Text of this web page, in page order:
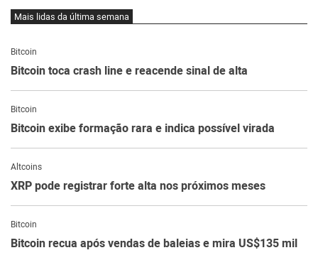
Mais lidas da última semana
Bitcoin
Bitcoin toca crash line e reacende sinal de alta
Bitcoin
Bitcoin exibe formação rara e indica possível virada
Altcoins
XRP pode registrar forte alta nos próximos meses
Bitcoin
Bitcoin recua após vendas de baleias e mira US$135 mil